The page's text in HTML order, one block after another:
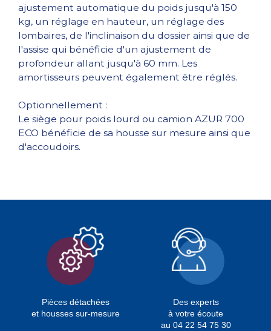
ajustement automatique du poids jusqu'à 150
kg, un réglage en hauteur, un réglage des
lombaires, de l'inclinaison du dossier ainsi que de
l'assise qui bénéficie d'un ajustement de
profondeur allant jusqu'à 60 mm. Les
amortisseurs peuvent également être réglés.
Optionnellement :
Le siège pour poids lourd ou camion AZUR 700
ECO bénéficie de sa housse sur mesure ainsi que
d'accoudoirs.
Pièces détachées
et housses sur-mesure
Des experts
à votre écoute
au 04 22 54 75 30